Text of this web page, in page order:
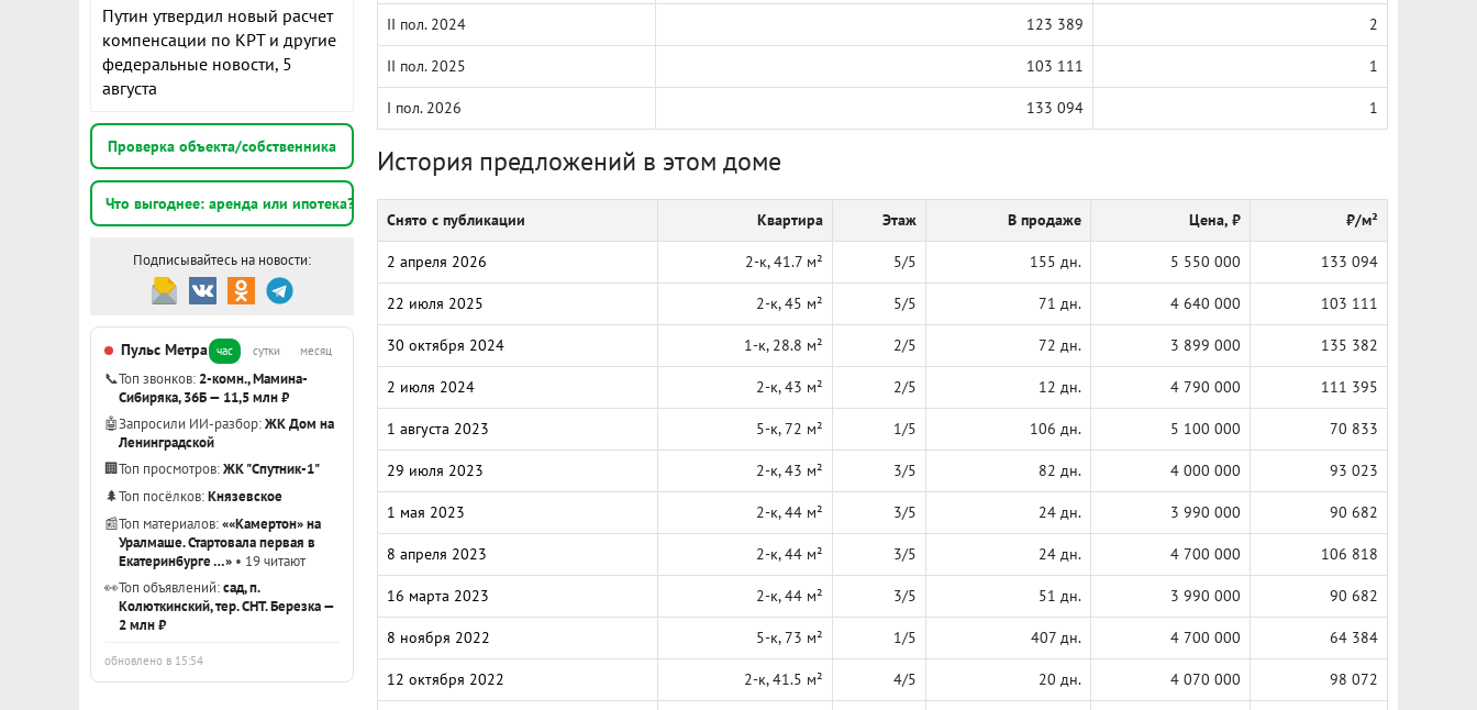
Путин утвердил новый расчет
компенсации по КРТ и другие
федеральные новости, 5
августа
Проверка объекта/собственника
Что выгоднее: аренда или ипотека?
Подписывайтесь на новости:
Пульс Метра час сутки месяц
📞Топ звонков: 2-комн., Мамина-
Сибиряка, 36Б — 11,5 млн ₽
🤖Запросили ИИ-разбор:ЖК Дом на
Ленинградской
🏢Топ просмотров:ЖК "Спутник-1"
🌲Топ посёлков:Князевское
📰Топ материалов:««Камертон» на
Уралмаше. Стартовала первая в
Екатеринбурге …» • 19 читают
👀Топ объявлений:сад, п.
Колюткинский, тер. СНТ. Березка —
2 млн ₽
обновлено в 15:54
II пол. 2024 123 389 2
II пол. 2025 103 111 1
I пол. 2026 133 094 1
История предложений в этом доме
Снято с публикации Квартира Этаж В продаже Цена, ₽ ₽/м²
2 апреля 2026 2-к, 41.7 м² 5/5 155 дн. 5 550 000 133 094
22 июля 2025 2-к, 45 м² 5/5 71 дн. 4 640 000 103 111
30 октября 2024 1-к, 28.8 м² 2/5 72 дн. 3 899 000 135 382
2 июля 2024 2-к, 43 м² 2/5 12 дн. 4 790 000 111 395
1 августа 2023 5-к, 72 м² 1/5 106 дн. 5 100 000 70 833
29 июля 2023 2-к, 43 м² 3/5 82 дн. 4 000 000 93 023
1 мая 2023 2-к, 44 м² 3/5 24 дн. 3 990 000 90 682
8 апреля 2023 2-к, 44 м² 3/5 24 дн. 4 700 000 106 818
16 марта 2023 2-к, 44 м² 3/5 51 дн. 3 990 000 90 682
8 ноября 2022 5-к, 73 м² 1/5 407 дн. 4 700 000 64 384
12 октября 2022 2-к, 41.5 м² 4/5 20 дн. 4 070 000 98 072